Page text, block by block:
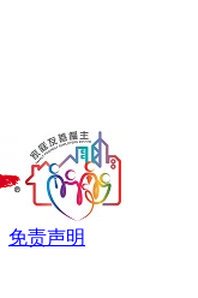
免责声明